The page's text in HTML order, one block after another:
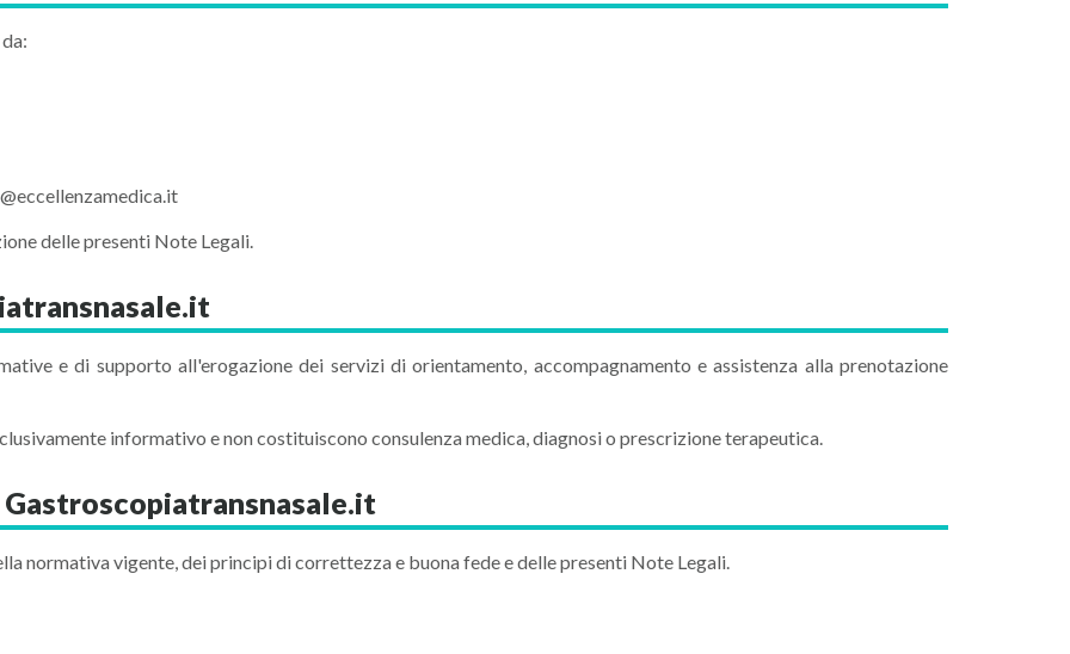
delle presenti Note Legali.
e di supporto all'erogazione dei servizi di orientamento, accompagnamento e assistenza alla prenotazione
informativo e non costituiscono consulenza medica, diagnosi o prescrizione terapeutica.
normativa vigente, dei principi di correttezza e buona fede e delle presenti Note Legali.